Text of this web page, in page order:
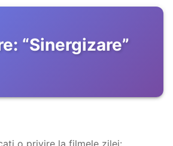
“Sinergizare”